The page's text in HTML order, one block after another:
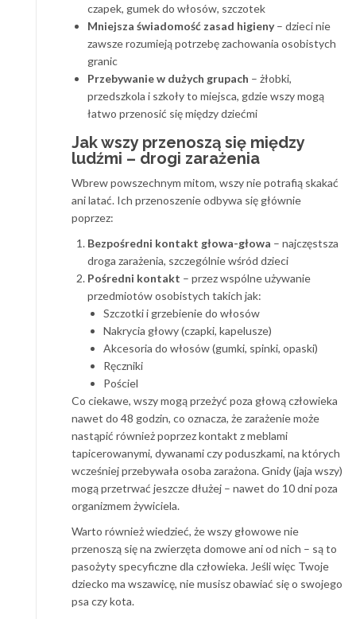
czapek, gumek do włosów, szczotek
Mniejsza świadomość zasad higieny– dzieci nie
zawsze rozumieją potrzebę zachowania osobistych
granic
Przebywanie w dużych grupach – żłobki,
przedszkola i szkoły to miejsca, gdzie wszy mogą
łatwo przenosić się między dziećmi
Jak wszy przenoszą się między
ludźmi – drogi zarażenia
Wbrew powszechnym mitom, wszy nie potrafią skakać
ani latać. Ich przenoszenie odbywa się głównie
poprzez:
Bezpośredni kontakt głowa-głowa – najczęstsza
droga zarażenia, szczególnie wśród dzieci
Pośredni kontakt – przez wspólne używanie
przedmiotów osobistych takich jak:
Szczotki i grzebienie do włosów
Nakrycia głowy (czapki, kapelusze)
Akcesoria do włosów (gumki, spinki, opaski)
Ręczniki
Pościel
Co ciekawe, wszy mogą przeżyć poza głową człowieka
nawet do 48 godzin, co oznacza, że zarażenie może
nastąpić również poprzez kontakt z meblami
tapicerowanymi, dywanami czy poduszkami, na których
wcześniej przebywała osoba zarażona. Gnidy (jaja wszy)
mogą przetrwać jeszcze dłużej – nawet do 10 dni poza
organizmem żywiciela.
Warto również wiedzieć, że wszy głowowe nie
przenoszą się na zwierzęta domowe ani od nich – są to
pasożyty specyficzne dla człowieka. Jeśli więc Twoje
dziecko ma wszawicę, nie musisz obawiać się o swojego
psa czy kota.